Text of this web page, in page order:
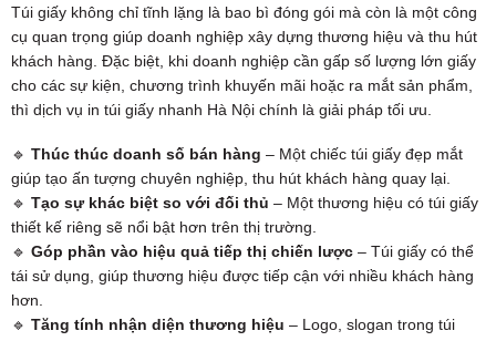
Túi giấy không chỉ tĩnh lặng là bao bì đóng gói mà còn là một công
cụ quan trọng giúp doanh nghiệp xây dựng thương hiệu và thu hút
khách hàng. Đặc biệt, khi doanh nghiệp cần gấp số lượng lớn giấy
cho các sự kiện, chương trình khuyến mãi hoặc ra mắt sản phẩm,
thì dịch vụ in túi giấy nhanh Hà Nội chính là giải pháp tối ưu.
🔹 Thúc thúc doanh số bán hàng – Một chiếc túi giấy đẹp mắt
giúp tạo ấn tượng chuyên nghiệp, thu hút khách hàng quay lại.
🔹 Tạo sự khác biệt so với đối thủ – Một thương hiệu có túi giấy
thiết kế riêng sẽ nổi bật hơn trên thị trường.
🔹 Góp phần vào hiệu quả tiếp thị chiến lược– Túi giấy có thể
tái sử dụng, giúp thương hiệu được tiếp cận với nhiều khách hàng
hơn.
🔹 Tăng tính nhận diện thương hiệu – Logo, slogan trong túi